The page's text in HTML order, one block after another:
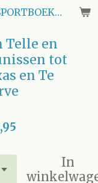
UITGEVERIJ NEDERLANDSE SPORTBOEKEN CLUB
Telle en
tot
en Te
In